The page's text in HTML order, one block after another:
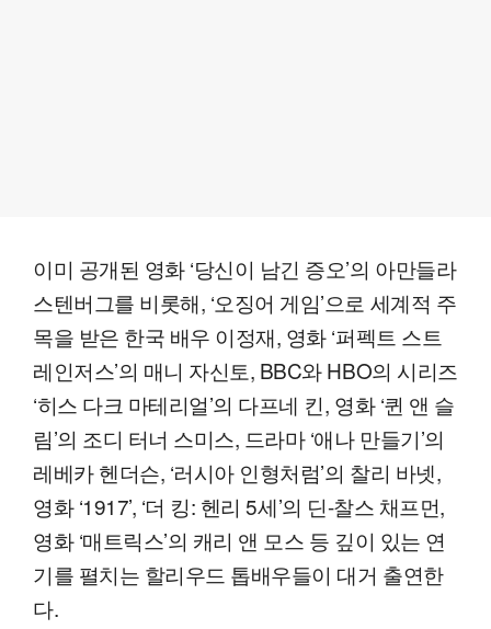
이미 공개된 영화 ‘당신이 남긴 증오’의 아만들라
스텐버그를 비롯해, ‘오징어 게임’으로 세계적 주
목을 받은 한국 배우 이정재, 영화 ‘퍼펙트 스트
레인저스’의 매니 자신토, BBC와 HBO의 시리즈
‘히스 다크 마테리얼’의 다프네 킨, 영화 ‘퀸 앤 슬
림’의 조디 터너 스미스, 드라마 ‘애나 만들기’의
레베카 헨더슨, ‘러시아 인형처럼’의 찰리 바넷,
영화 ‘1917’, ‘더 킹: 헨리 5세’의 딘-찰스 채프먼,
영화 ‘매트릭스’의 캐리 앤 모스 등 깊이 있는 연
기를 펼치는 할리우드 톱배우들이 대거 출연한
다.